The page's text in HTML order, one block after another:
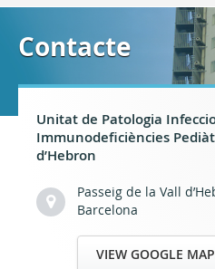
Contacte
Unitat de Patologia
Immunodeficiències
d’Hebron
Passeig de la Vall
Barcelona
VIEW GOOGLE